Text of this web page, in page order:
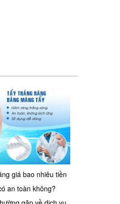
giá bao nhiêu tiền
an toàn không?